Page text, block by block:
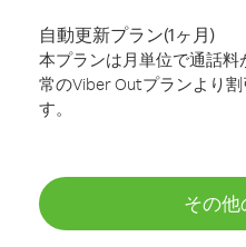
自動更新プラン(1ヶ月)
本プランは月単位で通話
常のViber Outプランより
す。
その他